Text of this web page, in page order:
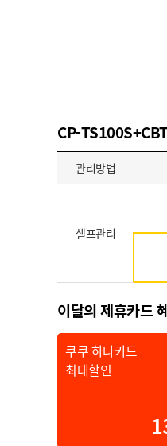
CP-
관리방법
셀프관리
이달의 제휴카드
쿠쿠 하나카드
최대할인